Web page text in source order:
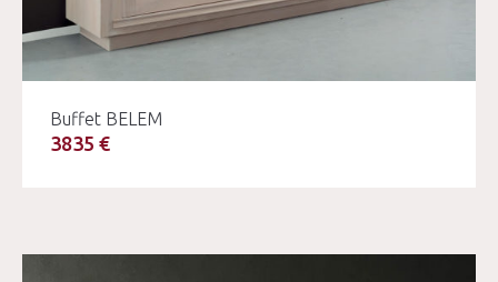
Buffet BELEM
3835 €